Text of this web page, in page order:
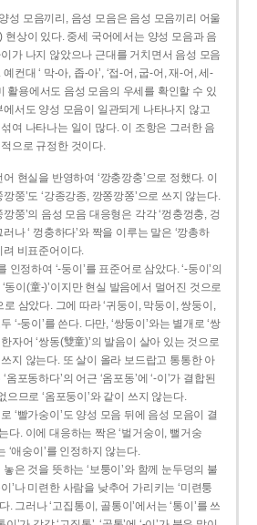
성 모음끼리, 음성 모음은 음성 모음끼리 어울
현상이 있다. 중세 국어에서는 양성 모음과 음
가 나지 않았으나 근대를 거치면서 음성 모음
컨대 ‘ 막-아, 좁-아’, ‘접-어, 굽-어, 재-어, 세-
활용에서도 음성 모음의 우세를 확인할 수 있
에서도 양성 모음이 일관되게 나타나지 않고
여 나타나는 일이 많다. 이 조항은 그러한 음
으로 규정한 것이다.
현실을 반영하여 ‘깡충깡충’으로 정했다. 이
쭝’도 ‘강종강종, 깡쫑깡쫑’으로 쓰지 않는다.
쭝’의 음성 모음 대응형은 각각 ‘껑충껑충, 겅
나 ‘ 껑충하다’와 짝을 이루는 말은 ‘깡총하
려 비표준어이다.
인정하여 ‘-둥이’를 표준어로 삼았다. ‘-둥이’의
‘동이(童-)’이지만 현실 발음에서 멀어진 것으로
로 삼았다. 그에 따라 ‘귀둥이, 막둥이, 쌍둥이,
‘-둥이’를 쓴다. 다만, ‘쌍둥이’와는 별개로 ‘쌍
자어 ‘쌍동(雙童)’의 발음이 살아 있는 것으로
쓰지 않는다. 또 살이 올라 보드랍고 통통한 아
옴포동하다’의 어근 ‘옴포동’에 ‘-이’가 결합된
으므로 ‘옴포둥이’와 같이 쓰지 않는다.
‘빨가숭이’도 양성 모음 뒤에 음성 모음이 결
다. 이에 대응하는 짝은 ‘벌거숭이, 뻘거숭
‘애숭이’를 인정하지 않는다.
은 것을 뜻하는 ‘보퉁이’와 함께 눈두덩의 불
’나 미련한 사람을 낮추어 가리키는 ‘미련퉁
. 그러나 ‘고집통이, 골통이’에서는 ‘통이’를 쓰